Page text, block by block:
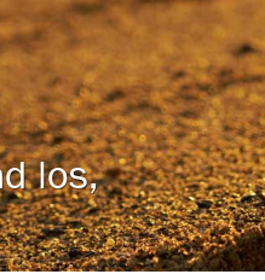
los,